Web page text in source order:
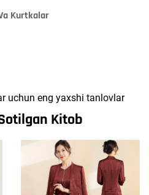
Kurtkalar
uchun eng yaxshi tanlovlar
Kitob